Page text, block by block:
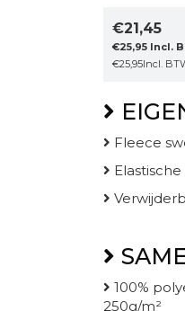
€21,45
€25,95 Incl.
€25,95Incl.
Fleece
100%
250g/m²